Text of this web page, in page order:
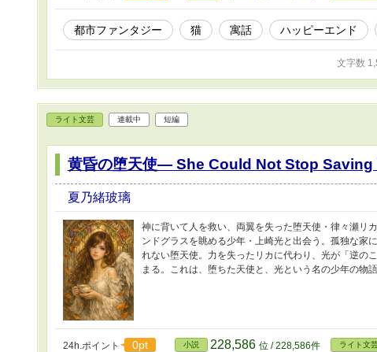
都市ファンタジー 猫 寓話 ハッピーエンド
文字数
ライト文芸 連載中 短編
黄昏の堕天使— She Could Not Stop
夏乃緒玻璃
神に背いて人を救い、両翼を失った堕天使・律々瀬リ
ンドグラスを眺める少年・上崎光と出会う。孤独な家
れない堕天使。力を失ったリカに代わり、光が「逆の
まる。これは、堕ちた天使と、光という名の少年の物
24h.ポイント 0pt 小説 228,586 位 / 228,586件 ライト文